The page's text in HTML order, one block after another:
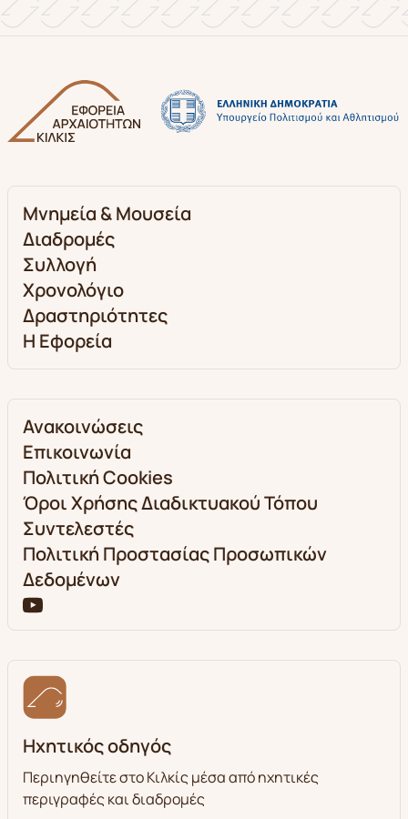
Μνημεία & Μουσεία
Διαδρομές
Συλλογή
Χρονολόγιο
Δραστηριότητες
Η Εφορεία
Ανακοινώσεις
Επικοινωνία
Πολιτική Cookies
Όροι Χρήσης Διαδικτυακού Τόπου
Συντελεστές
Πολιτική Προστασίας Προσωπικών
Δεδομένων
Ηχητικός οδηγός
Περιηγηθείτε στο Κιλκίς μέσα από ηχητικές
περιγραφές και διαδρομές